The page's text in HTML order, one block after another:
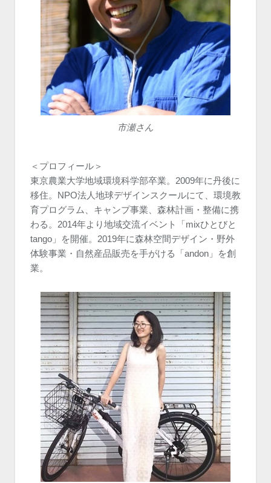
市瀬さん
＜プロフィール＞
東京農業大学地域環境科学部卒業。2009年に丹後に
移住。NPO法人地球デザインスクールにて、環境教
育プログラム、キャンプ事業、森林計画・整備に携
わる。2014年より地域交流イベント「mixひとびと
tango」を開催。2019年に森林空間デザイン・野外
体験事業・自然産品販売を手がける「andon」を創
業。